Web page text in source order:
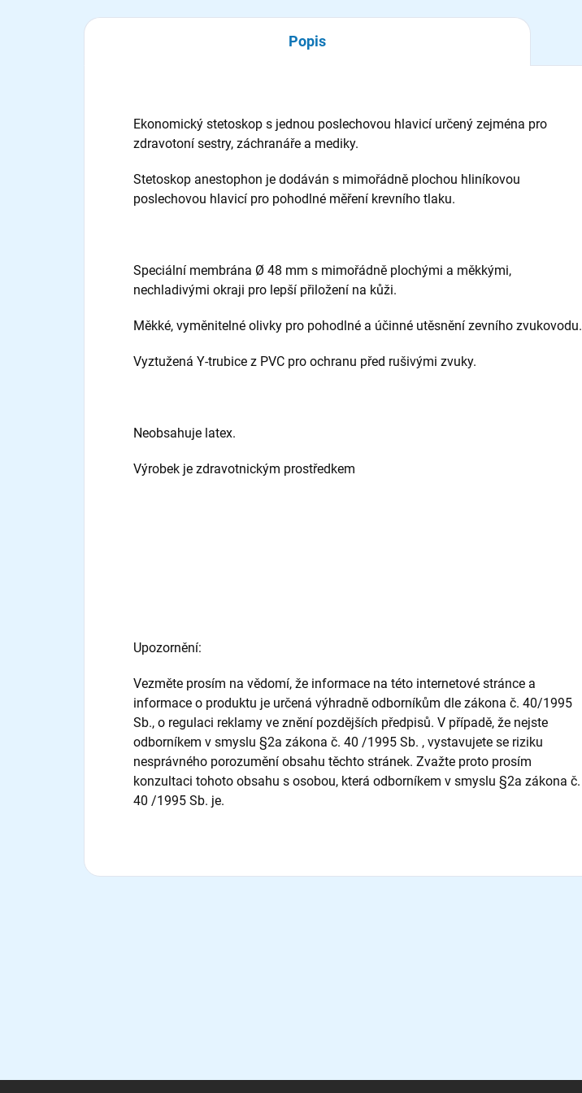
Popis
Ekonomický stetoskop s jednou poslechovou hlavicí určený zejména pro
zdravotoní sestry, záchranáře a mediky.
Stetoskop anestophon je dodáván s mimořádně plochou hliníkovou
poslechovou hlavicí pro pohodlné měření krevního tlaku.
Speciální membrána Ø 48 mm s mimořádně plochými a měkkými,
nechladivými okraji pro lepší přiložení na kůži.
Měkké, vyměnitelné olivky pro pohodlné a účinné utěsnění zevního zvukovodu.
Vyztužená Y-trubice z PVC pro ochranu před rušivými zvuky.
Neobsahuje latex.
Výrobek je zdravotnickým prostředkem
Upozornění:
Vezměte prosím na vědomí, že informace na této internetové stránce a
informace o produktu je určená výhradně odborníkům dle zákona č. 40/1995
Sb., o regulaci reklamy ve znění pozdějších předpisů. V případě, že nejste
odborníkem v smyslu §2a zákona č. 40 /1995 Sb. , vystavujete se riziku
nesprávného porozumění obsahu těchto stránek. Zvažte proto prosím
konzultaci tohoto obsahu s osobou, která odborníkem v smyslu §2a zákona č.
40 /1995 Sb. je.